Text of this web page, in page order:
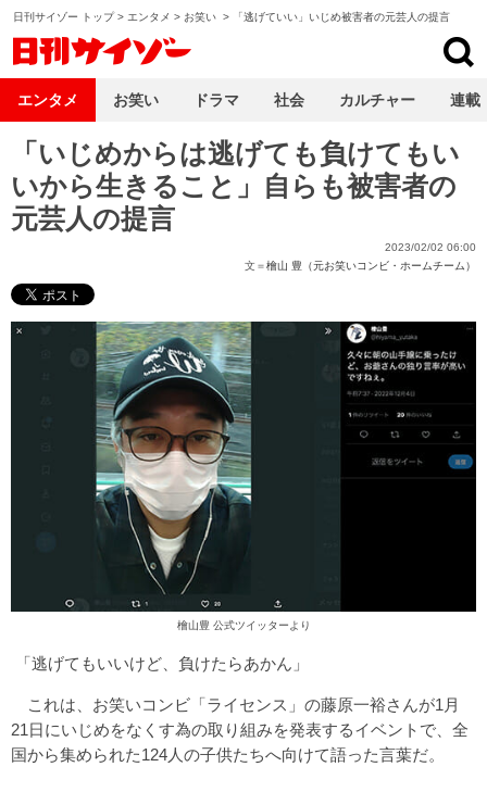
日刊サイゾー トップ> エンタメ > お笑い > 「逃げていい」いじめ被害者の元芸人の提言
「いじめからは逃げても負けてもい
いから生きること」自らも被害者の
元芸人の提言
2023/02/02 06:00
文＝檜山 豊（元お笑いコンビ・ホームチーム）
檜山豊 公式ツイッターより
「逃げてもいいけど、負けたらあかん」
これは、お笑いコンビ「ライセンス」の藤原一裕さんが1月
21日にいじめをなくす為の取り組みを発表するイベントで、全
国から集められた124人の子供たちへ向けて語った言葉だ。
エンタメ お笑い ドラマ 社会 カルチャー 連載